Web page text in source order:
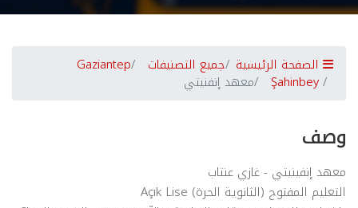
الصفحة الرئيسية جميع التصنيفات Gaziantep
Şahinbey معهد إنفنيتي
وصف
معهد إنفينيتي - غازي عنتاب
التعليم المفتوح (الثانوية الحرة) Açık Lise